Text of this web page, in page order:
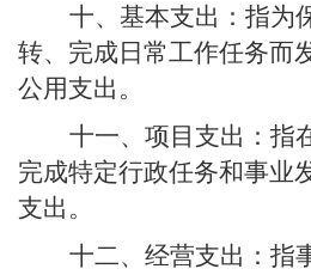
十、基本支出： 指为
转、完成日常工作任务而
公用支出。
十一、项目支出： 指
完成特定行政任务和事业
支出。
十二、经营支出： 指